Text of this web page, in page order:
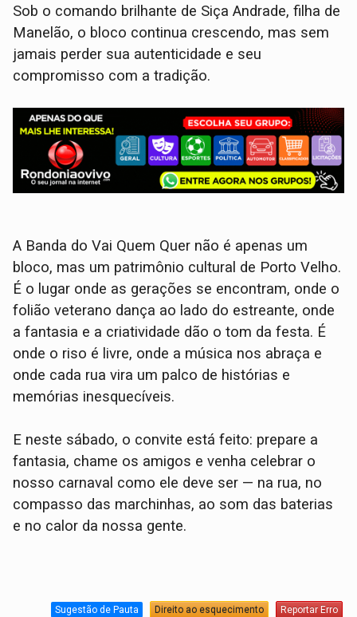
Sob o comando brilhante de Siça Andrade, filha de
Manelão, o bloco continua crescendo, mas sem
jamais perder sua autenticidade e seu
compromisso com a tradição.
A Banda do Vai Quem Quer não é apenas um
bloco, mas um patrimônio cultural de Porto Velho.
É o lugar onde as gerações se encontram, onde o
folião veterano dança ao lado do estreante, onde
a fantasia e a criatividade dão o tom da festa. É
onde o riso é livre, onde a música nos abraça e
onde cada rua vira um palco de histórias e
memórias inesquecíveis.
E neste sábado, o convite está feito: prepare a
fantasia, chame os amigos e venha celebrar o
nosso carnaval como ele deve ser — na rua, no
compasso das marchinhas, ao som das baterias
e no calor da nossa gente.
Sugestão de Pauta Direito ao esquecimento Reportar Erro